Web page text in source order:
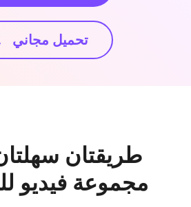
تحميل مجاني
طريقتان
مجموعة فيديو